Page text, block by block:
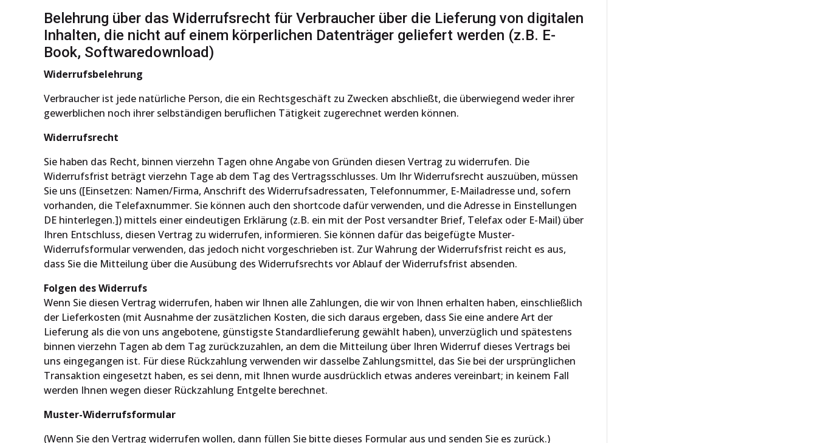
Belehrung über das Widerrufsrecht für Verbraucher über die Lieferung von digitalen
Inhalten, die nicht auf einem körperlichen Datenträger geliefert werden (z.B. E-
Book, Softwaredownload)
Widerrufsbelehrung
Verbraucher ist jede natürliche Person, die ein Rechtsgeschäft zu Zwecken abschließt, die überwiegend weder ihrer
gewerblichen noch ihrer selbständigen beruflichen Tätigkeit zugerechnet werden können.
Widerrufsrecht
Sie haben das Recht, binnen vierzehn Tagen ohne Angabe von Gründen diesen Vertrag zu widerrufen. Die
Widerrufsfrist beträgt vierzehn Tage ab dem Tag des Vertragsschlusses. Um Ihr Widerrufsrecht auszuüben, müssen
Sie uns ([Einsetzen: Namen/Firma, Anschrift des Widerrufsadressaten, Telefonnummer, E-Mailadresse und, sofern
vorhanden, die Telefaxnummer. Sie können auch den shortcode dafür verwenden, und die Adresse in Einstellungen
DE hinterlegen.]) mittels einer eindeutigen Erklärung (z.B. ein mit der Post versandter Brief, Telefax oder E-Mail) über
Ihren Entschluss, diesen Vertrag zu widerrufen, informieren. Sie können dafür das beigefügte Muster-
Widerrufsformular verwenden, das jedoch nicht vorgeschrieben ist. Zur Wahrung der Widerrufsfrist reicht es aus,
dass Sie die Mitteilung über die Ausübung des Widerrufsrechts vor Ablauf der Widerrufsfrist absenden.
Folgen des Widerrufs
Wenn Sie diesen Vertrag widerrufen, haben wir Ihnen alle Zahlungen, die wir von Ihnen erhalten haben, einschließlich
der Lieferkosten (mit Ausnahme der zusätzlichen Kosten, die sich daraus ergeben, dass Sie eine andere Art der
Lieferung als die von uns angebotene, günstigste Standardlieferung gewählt haben), unverzüglich und spätestens
binnen vierzehn Tagen ab dem Tag zurückzuzahlen, an dem die Mitteilung über Ihren Widerruf dieses Vertrags bei
uns eingegangen ist. Für diese Rückzahlung verwenden wir dasselbe Zahlungsmittel, das Sie bei der ursprünglichen
Transaktion eingesetzt haben, es sei denn, mit Ihnen wurde ausdrücklich etwas anderes vereinbart; in keinem Fall
werden Ihnen wegen dieser Rückzahlung Entgelte berechnet.
Muster-Widerrufsformular
(Wenn Sie den Vertrag widerrufen wollen, dann füllen Sie bitte dieses Formular aus und senden Sie es zurück.)